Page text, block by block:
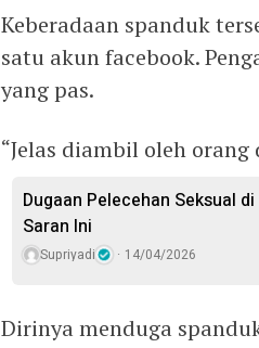
Keberadaan spanduk
satu akun facebook.
yang pas.
“Jelas diambil oleh orang
Dugaan Pelecehan Seksual
Saran Ini
Supriyadi 14/04/2026
Dirinya menduga